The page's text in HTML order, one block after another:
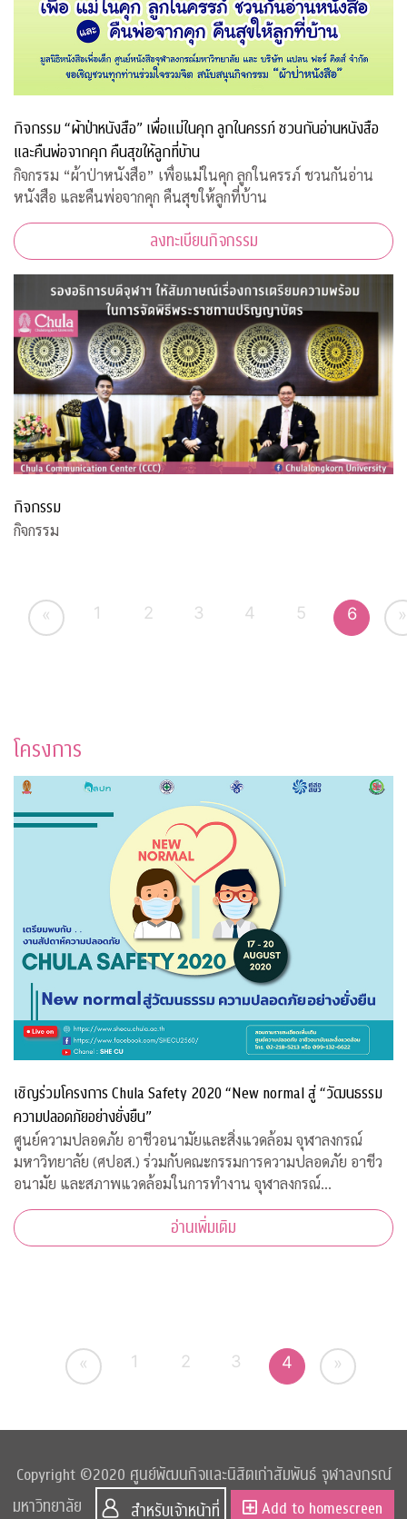
กิจกรรม “ผ้าป่าหนังสือ” เพื่อแม่ในคุก ลูกในครรภ์ ชวนกันอ่านหนังสือ
และคืนพ่อจากคุก คืนสุขให้ลูกที่บ้าน
กิจกรรม “ผ้าป่าหนังสือ” เพื่อแม่ในคุก ลูกในครรภ์ ชวนกันอ่าน
หนังสือ และคืนพ่อจากคุก คืนสุขให้ลูกที่บ้าน
ลงทะเบียนกิจกรรม
กิจกรรม
กิจกรรม
« 1 2 3 4 5 6 »
โครงการ
เชิญร่วมโครงการ Chula Safety 2020 “New normal สู่ “วัฒนธรรม
ความปลอดภัยอย่างยั่งยืน”
ศูนย์ความปลอดภัย อาชีวอนามัยและสิ่งแวดล้อม จุฬาลงกรณ์
มหาวิทยาลัย (ศปอส.) ร่วมกับคณะกรรมการความปลอดภัย อาชีว
อนามัย และสภาพแวดล้อมในการทำงาน จุฬาลงกรณ์
มหาวิทยาลัย และภาคีเครือข่าย จัดงาน “Chula Safety 2020
New normal สู่วัฒนธรรมความปลอดภัยอย่างยั่งยืน” ระหว
อ่านเพิ่มเติม
« 1 2 3 4 »
Copyright ©2020 ศูนย์พัฒนกิจและนิสิตเก่าสัมพันธ์ จุฬาลงกรณ์
มหาวิทยาลัย
สำหรับเจ้าหน้าที่ Add to homescreen